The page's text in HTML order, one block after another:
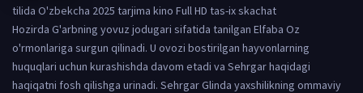
tilida O'zbekcha 2025 tarjima kino Full HD tas-ix skachat
Hozirda G'arbning yovuz jodugari sifatida tanilgan Elfaba Oz
o'rmonlariga surgun qilinadi. U ovozi bostirilgan hayvonlarning
huquqlari uchun kurashishda davom etadi va Sehrgar haqidagi
haqiqatni fosh qilishga urinadi. Sehrgar Glinda yaxshilikning ommaviy